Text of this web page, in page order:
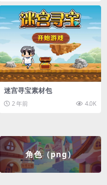
迷宫寻宝素材包
2 年前 4.0K
角色（png）